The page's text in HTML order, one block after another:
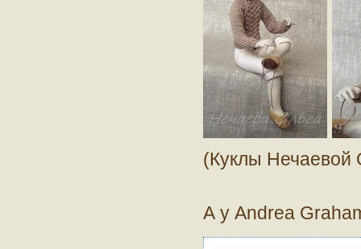
(Куклы Нечаевой
А у Andrea